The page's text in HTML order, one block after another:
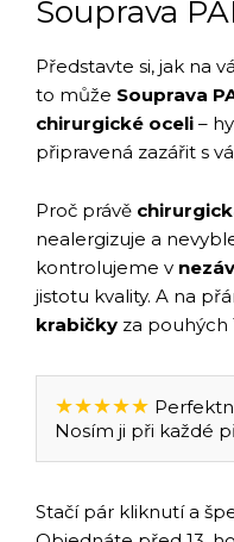
Souprava
Představte si, jak na
to může Souprava
chirurgické oceli –
připravená zazářit s
Proč právě
nealergizuje a
kontrolujeme v
jistotu kvality. A na
krabičky za pouhých
★★★★★
Nosím ji při každé
Stačí pár kliknutí a